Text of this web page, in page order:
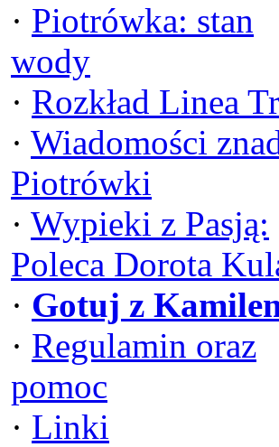
· Piotrówka: stan
wody
· Rozkład Linea
· Wiadomości
Piotrówki
· Wypieki z Pasją:
Poleca Dorota
· Gotuj z
· Regulamin oraz
pomoc
· Linki